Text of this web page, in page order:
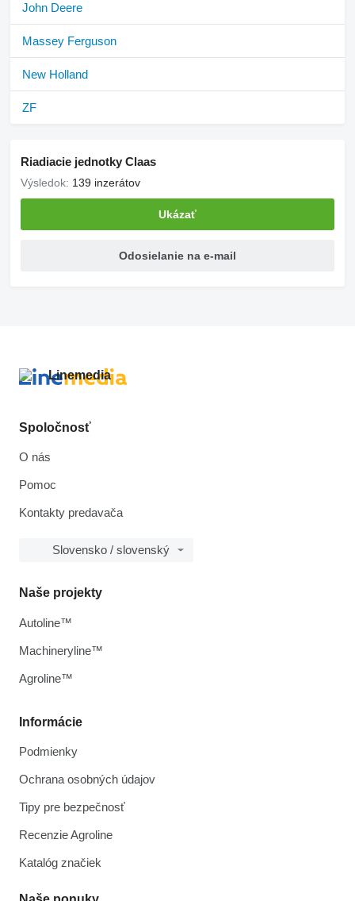
John Deere
Massey Ferguson
New Holland
ZF
Riadiacie jednotky Claas
Výsledok: 139 inzerátov
Ukázať
Odosielanie na e-mail
Spoločnosť
O nás
Pomoc
Kontakty predavača
Slovensko / slovenský
Informácie
Podmienky
Ochrana osobných údajov
Tipy pre bezpečnosť
Recenzie Agroline
Katalóg značiek
Naše projekty
Autoline™
Machineryline™
Agroline™